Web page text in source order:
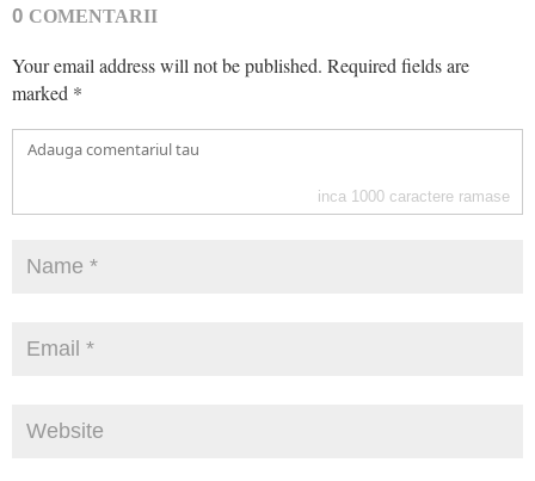
0 COMENTARII
Your email address will not be published. Required fields are
marked *
inca 1000 caractere ramase